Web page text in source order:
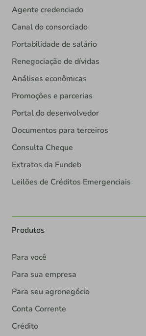
Agente credenciado
Canal do consorciado
Portabilidade de salário
Renegociação de dívidas
Análises econômicas
Promoções e parcerias
Portal do desenvolvedor
Documentos para terceiros
Consulta Cheque
Extratos da Fundeb
Leilões de Créditos Emergenciais
Produtos
Para você
Para sua empresa
Para seu agronegócio
Conta Corrente
Crédito